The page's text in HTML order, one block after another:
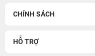
CHÍNH SÁCH
HỖ TRỢ